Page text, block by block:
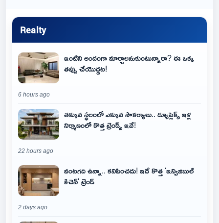
Realty
ఇంటిని అందంగా మార్చాలనుకుంటున్నారా? ఈ ఒక్క
తప్పు చేయొద్దట!
6 hours ago
తక్కువ స్థలంలో ఎక్కువ సౌకర్యాలు.. డ్యూప్లెక్స్ ఇళ్ల
నిర్మాణంలో కొత్త ట్రెండ్స్ ఇవే!
22 hours ago
వంటగది ఉన్నా.. కనిపించదు! ఇదే కొత్త 'ఇన్విజిబుల్
కిచెన్' ట్రెండ్
2 days ago